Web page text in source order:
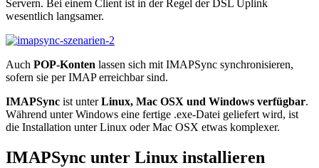
Servern. Bei einem Client ist in der Regel der DSL Uplink
wesentlich langsamer.
Auch POP-Konten lassen sich mit IMAPSync synchronisieren,
sofern sie per IMAP erreichbar sind.
IMAPSync ist unterLinux, Mac OSX und Windows verfügbar.
Während unter Windows eine fertige .exe-Datei geliefert wird, ist
die Installation unter Linux oder Mac OSX etwas komplexer.
IMAPSync unter Linux installieren